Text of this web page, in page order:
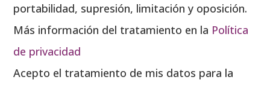
portabilidad, supresión, limitación y oposición.
Más información del tratamiento en la Política
de privacidad
Acepto el tratamiento de mis datos para la